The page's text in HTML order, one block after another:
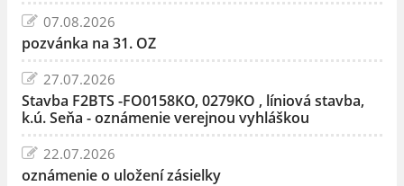
07.08.2026
pozvánka na 31. OZ
27.07.2026
Stavba F2BTS -FO0158KO, 0279KO , líniová stavba,
k.ú. Seňa - oznámenie verejnou vyhláškou
22.07.2026
oznámenie o uložení zásielky